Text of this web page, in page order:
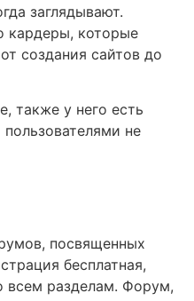
заглядывают.
кардеры, которые
создания сайтов до
также у него есть
не
посвященных
бесплатная,
всем разделам. Форум,